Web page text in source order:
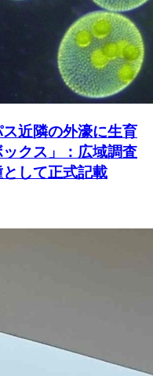
近隣の外濠に生育
クス」：広域調査
して正式記載